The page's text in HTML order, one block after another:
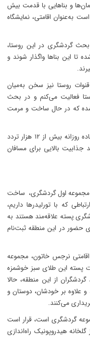
و بناهایی با قدمت بیش
است به‌عنوان اقامتی، نمایشگاه
بحث گردشگری در این روستا،
شده تا این بناها واگذار شوند و
روستا نیز سخن به‌میان
از سال ۹۷ در این روستا فعالیت می‌کنم و در بحث
تعریف شده که در حال ساخت و مرمت
وی عنوان می‌کند: با توجه به اینکه از این جاده روزانه بیش از ۱۲ هزار تردد
بالایی برای مسافان
مجموعه اول گردشگری، ساخت
که با تورلیدرها داریم،
پسته علاقه‌مند هستند به
می‌کنند و تا کنون ۴۰ تور برای حضور در این منطقه ثبت‌نام
نرجس خاتون، مجموعه
پسته این طلای سبز خوشمزه
از این منطقه، حالا
علاوه بر خودشان، دوستان و
می‌کنند.
گردشگری است، قرار است
هیدروپونیک راه‌اندازی